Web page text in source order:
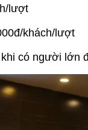
lượt
khách/lượt
có người lớn